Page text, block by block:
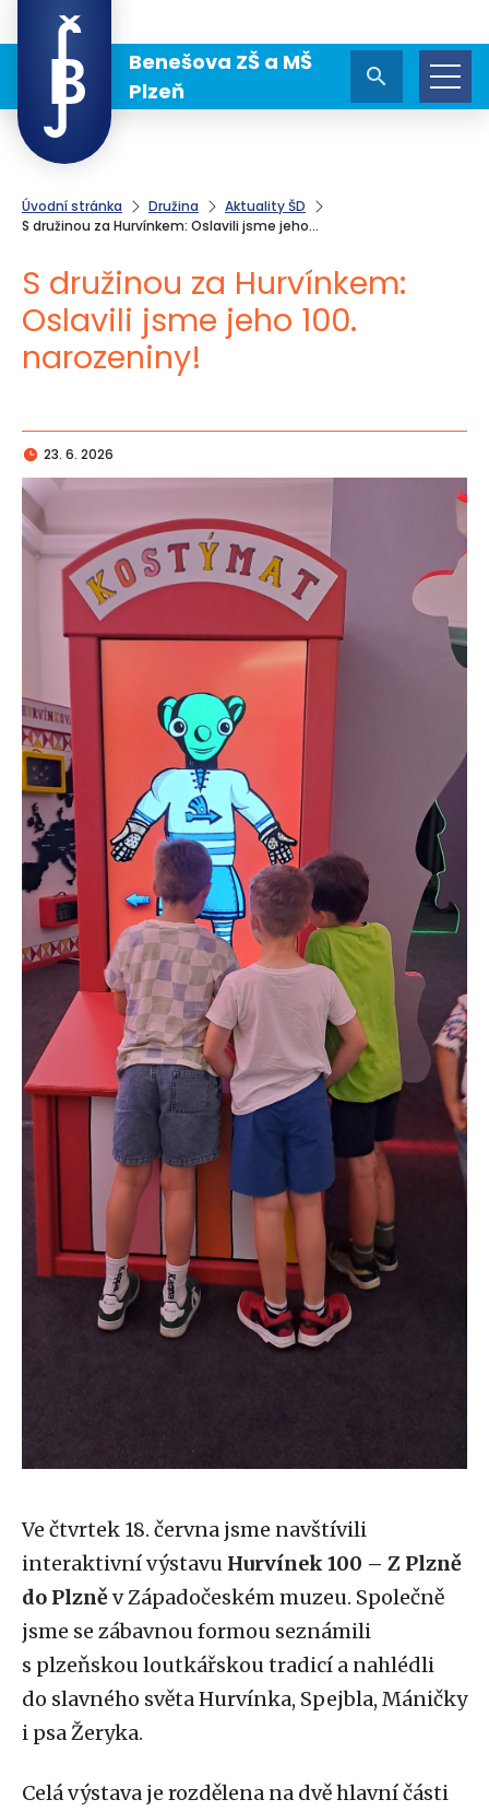
Benešova ZŠ a MŠ
Plzeň
Úvodní stránka Družina
Aktuality ŠD
S družinou za Hurvínkem: Oslavili jsme jeho…
S družinou za Hurvínkem:
Oslavili jsme jeho 100.
narozeniny!
23. 6. 2026
Ve čtvrtek 18. června jsme navštívili
interaktivní výstavu Hurvínek 100 – Z Plzně
do Plzněv Západočeském muzeu. Společně
jsme se zábavnou formou seznámili
s plzeňskou loutkářskou tradicí a nahlédli
do slavného světa Hurvínka, Spejbla, Máničky
i psa Žeryka.
Celá výstava je rozdělena na dvě hlavní části